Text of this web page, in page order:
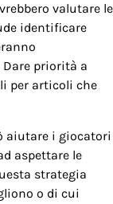
valutare le
identificare
priorità a
per articoli che
aiutare i giocatori
aspettare le
strategia
o di cui